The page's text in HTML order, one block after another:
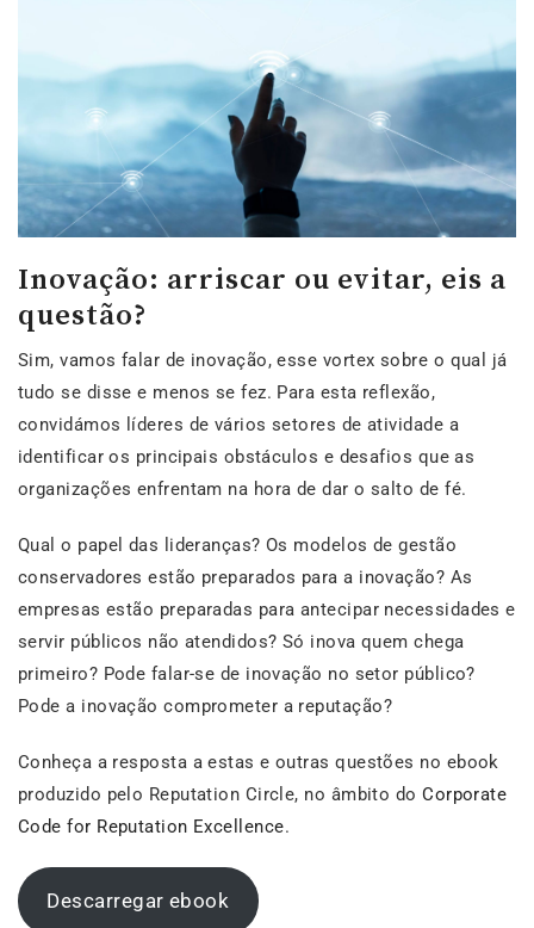
Inovação: arriscar ou evitar, eis a
questão?
Sim, vamos falar de inovação, esse vortex sobre o qual já
tudo se disse e menos se fez. Para esta reflexão,
convidámos líderes de vários setores de atividade a
identificar os principais obstáculos e desafios que as
organizações enfrentam na hora de dar o salto de fé.
Qual o papel das lideranças? Os modelos de gestão
conservadores estão preparados para a inovação? As
empresas estão preparadas para antecipar necessidades e
servir públicos não atendidos? Só inova quem chega
primeiro? Pode falar-se de inovação no setor público?
Pode a inovação comprometer a reputação?
Conheça a resposta a estas e outras questões no ebook
produzido pelo Reputation Circle, no âmbito doCorporate
Code for Reputation Excellence.
Descarregar ebook